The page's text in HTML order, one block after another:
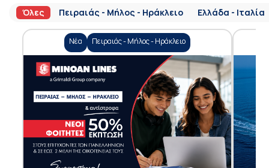
Όλες Πειραιάς - Μήλος - Ηράκλειο Ελλάδα - Ιταλία
Νέα Πειραιάς - Μήλος - Ηράκλειο